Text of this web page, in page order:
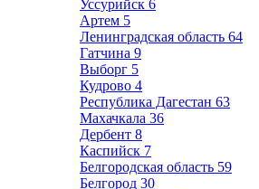
Уссурийск 6
Артем 5
Ленинградская область 64
Гатчина 9
Выборг 5
Кудрово 4
Республика Дагестан 63
Махачкала 36
Дербент 8
Каспийск 7
Белгородская область 59
Белгород 30